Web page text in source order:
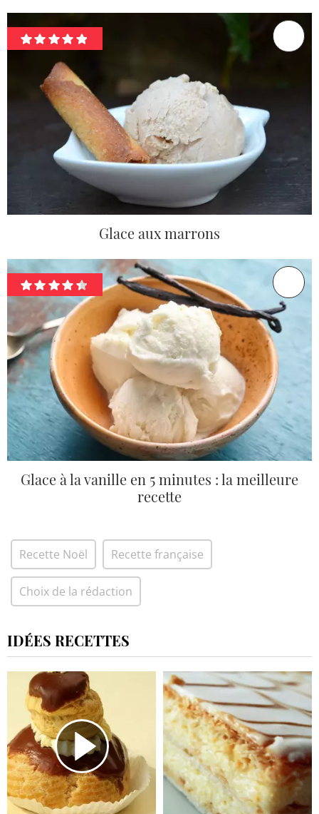
Glace aux marrons
Glace à la vanille en 5 minutes : la meilleure
recette
Recette Noël Recette française
Choix de la rédaction
IDÉES RECETTES